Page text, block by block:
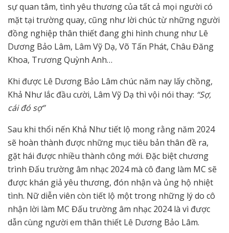
sự quan tâm, tình yêu thương của tất cả mọi người có
mặt tại trường quay, cũng như lời chúc từ những người
đồng nghiệp thân thiết đang ghi hình chung như Lê
Dương Bảo Lâm, Lâm Vỹ Dạ, Võ Tấn Phát, Châu Đăng
Khoa, Trương Quỳnh Anh…
Khi được Lê Dương Bảo Lâm chúc năm nay lấy chồng,
Khả Như lắc đầu cười, Lâm Vỹ Dạ thì vội nói thay: “Sợ,
cái đó sợ”
Sau khi thổi nến Khả Như tiết lộ mong rằng năm 2024
sẽ hoàn thành được những mục tiêu bản thân đề ra,
gặt hái được nhiều thành công mới. Đặc biệt chương
trình Đấu trường âm nhạc 2024 mà cô đang làm MC sẽ
được khán giả yêu thương, đón nhận và ủng hộ nhiệt
tình. Nữ diễn viên còn tiết lộ một trong những lý do cô
nhận lời làm MC Đấu trường âm nhạc 2024 là vì được
dẫn cùng người em thân thiết Lê Dương Bảo Lâm.